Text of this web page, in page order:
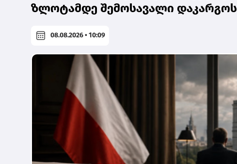
ზლოტამდე შემოსავალი დაკარგოს
08.08.2026 • 10:09